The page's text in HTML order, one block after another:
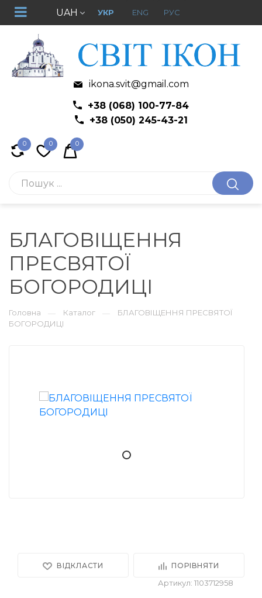
UAH УКР ENG РУС
ikona.svit@gmail.com
+38 (068) 100-77-84
+38 (050) 245-43-21
0 0 0
БЛАГОВІЩЕННЯ
ПРЕСВЯТОЇ
БОГОРОДИЦІ
Головна — Каталог —
БЛАГОВІЩЕННЯ ПРЕСВЯТОЇ
БОГОРОДИЦІ
ВІДКЛАСТИ ПОРІВНЯТИ
Артикул: 1103712958